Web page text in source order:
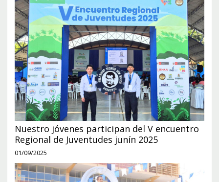
Nuestro jóvenes participan del V encuentro
Regional de Juventudes junín 2025
01/09/2025